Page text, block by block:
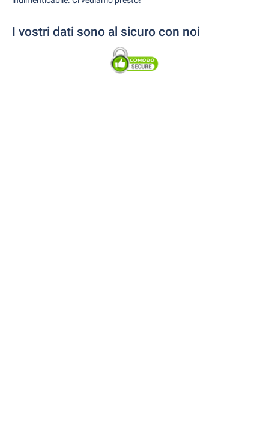
I vostri dati sono al sicuro con noi